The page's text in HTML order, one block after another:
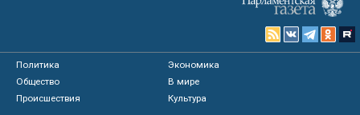
Политика
Экономика
Общество
В мире
Происшествия
Культура